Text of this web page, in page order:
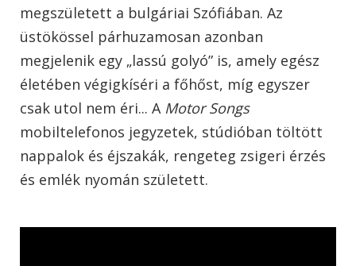
megszületett a bulgáriai Szófiában. Az
üstökössel párhuzamosan azonban
megjelenik egy „lassú golyó” is, amely egész
életében végigkíséri a főhőst, míg egyszer
csak utol nem éri... AMotor Songs
mobiltelefonos jegyzetek, stúdióban töltött
nappalok és éjszakák, rengeteg zsigeri érzés
és emlék nyomán született.